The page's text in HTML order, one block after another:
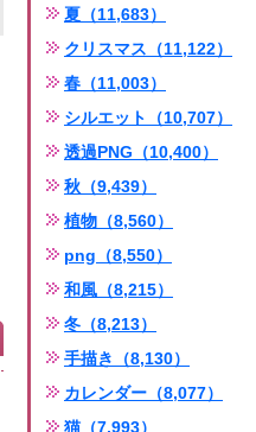
夏（11,683）
クリスマス（11,122）
春（11,003）
シルエット（10,707）
透過PNG（10,400）
秋（9,439）
植物（8,560）
png（8,550）
和風（8,215）
冬（8,213）
手描き（8,130）
カレンダー（8,077）
猫（7,993）